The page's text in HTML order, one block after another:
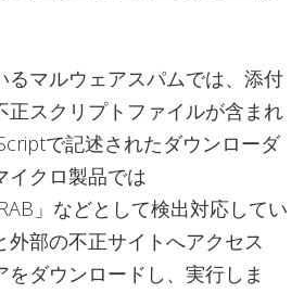
るマルウェアスパムでは、添付
正スクリプトファイルが含まれ
で記述されたダウンローダ
イクロ製品では
」などとして検出対応してい
外部の不正サイトへアクセス
をダウンロードし、実行しま